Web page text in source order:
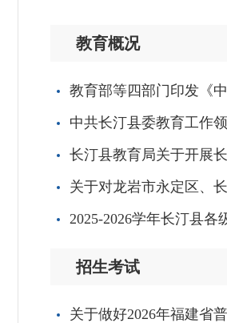
教育概况
教育部等四部门印发《
中共长汀县委教育工作
长汀县教育局关于开展
关于对龙岩市永定区、
2025-2026学年长汀县
招生考试
关于做好2026年福建省